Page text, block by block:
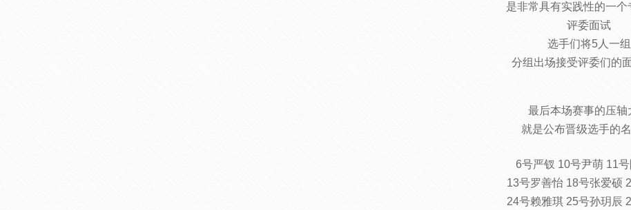
是非常具有实践性的一个
评委面试
选手们将5人一组
分组出场接受评委们的
最后本场赛事的压轴
就是公布晋级选手的
6号严钗 10号尹萌 11
13号罗善怡 18号张爱硕
24号赖雅琪 25号孙玥辰